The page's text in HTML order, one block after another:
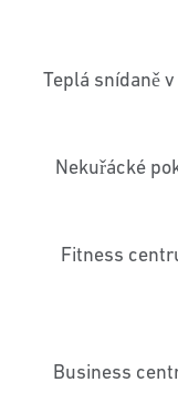
Teplá snídaně v
Nekuřácké
Fitness
Business